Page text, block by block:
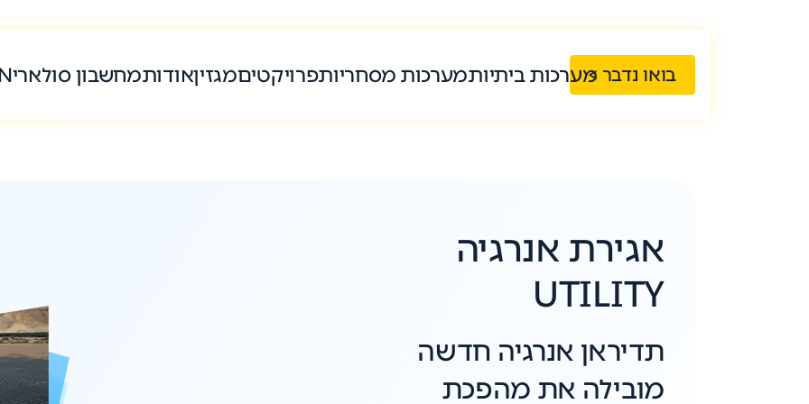
בואו נדבר >מערכות ביתיותמערכות מסחריותפרויקטיםמגזיןאודותמחשבון סולארי
אגירת אנרגיה
UTILITY
תדיראן אנרגיה חדשה
מובילה את מהפכת